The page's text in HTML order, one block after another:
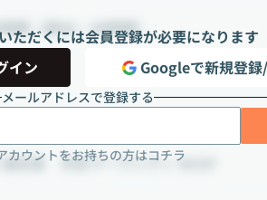
ただくには会員登録が必要になります
イン
Googleで新規登
メールアドレスで登録する
カウントをお持ちの方はコチラ
間（週40 ~ 40時間）
道玄坂 渋谷マークシティ W22F